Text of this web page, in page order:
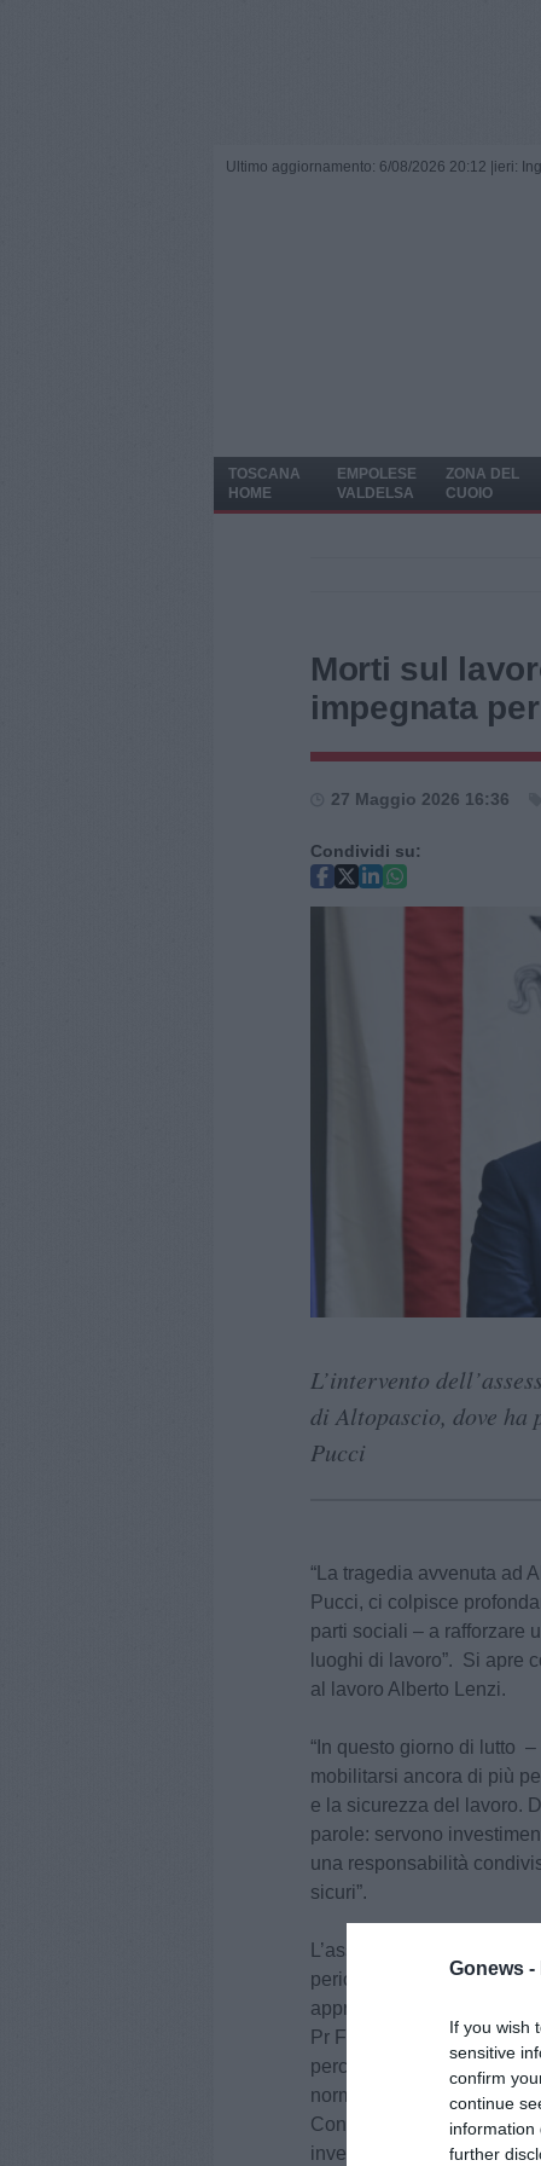
Gonews -
If you wish
sensitive
confirm
continue
information
further
Ultimo aggiornamento: 6/08/2026 20:12 | ieri:
TOSCANA
HOME
EMPOLESE
VALDELSA
ZONA DEL
CUOIO
Morti sul
impegnata
27 Maggio 2026 16:36
Condividi su:
L’intervento
di Altopascio, dove ha
Pucci
“La tragedia avvenuta ad
Pucci, ci colpisce
parti sociali – a rafforzare
luoghi di lavoro”. Si apre
al lavoro Alberto Lenzi.
“In questo giorno di lutto
mobilitarsi ancora di più
e la sicurezza del lavoro.
parole: servono
una responsabilità
sicuri”.
L’assessore ha ricordato
periodo dalla Regione su
approvato una delibera
Pr Fse+ 2021-2027, a un
percorsi di formazione
normativa nazionale.
Con questo nuovo
investite dalla Regione